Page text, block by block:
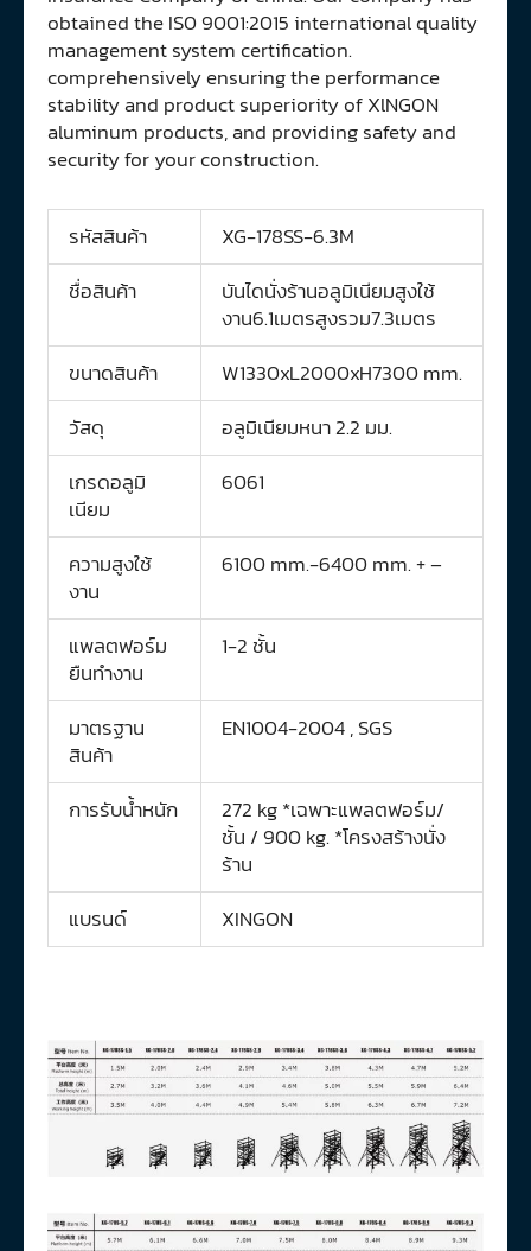
obtained the IS0 9001:2015 international quality
management system certification.
comprehensively ensuring the performance
stability and product superiority of XlNGON
aluminum products, and providing safety and
security for your construction.
รหัสสินค้า
XG-178SS-6.3M
ชื่อสินค้า
บันไดนั่งร้านอลูมิเนียมสูงใช้
งาน6.1เมตรสูงรวม7.3เมตร
ขนาดสินค้า
W1330xL2000xH7300 mm.
วัสดุ
อลูมิเนียมหนา 2.2 มม.
เกรดอลูมิ
เนียม
6061
ความสูงใช้
งาน
6100 mm.-6400 mm. + –
แพลตฟอร์ม
ยืนทำงาน
1-2 ชั้น
มาตรฐาน
สินค้า
EN1004-2004 , SGS
การรับน้ำหนัก
272 kg *เฉพาะแพลตฟอร์ม/
ชั้น / 900 kg. *โครงสร้างนั่ง
ร้าน
แบรนด์
XINGON